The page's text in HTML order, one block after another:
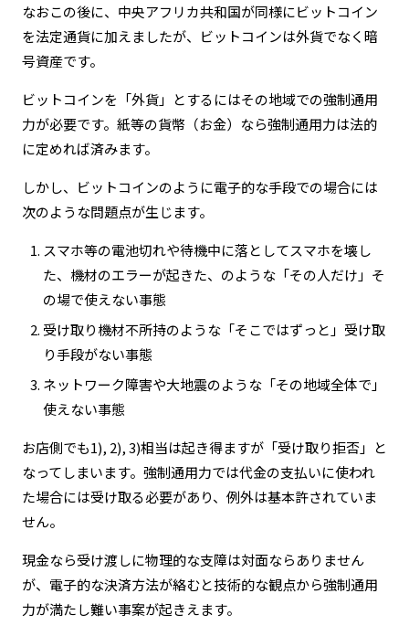
なおこの後に、中央アフリカ共和国が同様にビットコイン
を法定通貨に加えましたが、ビットコインは外貨でなく暗
号資産です。
ビットコインを「外貨」とするにはその地域での強制通用
力が必要です。紙等の貨幣（お金）なら強制通用力は法的
に定めれば済みます。
しかし、ビットコインのように電子的な手段での場合には
次のような問題点が生じます。
スマホ等の電池切れや待機中に落としてスマホを壊し
た、機材のエラーが起きた、のような「その人だけ」そ
の場で使えない事態
受け取り機材不所持のような「そこではずっと」受け取
り手段がない事態
ネットワーク障害や大地震のような「その地域全体で」
使えない事態
お店側でも1), 2), 3)相当は起き得ますが「受け取り拒否」と
なってしまいます。強制通用力では代金の支払いに使われ
た場合には受け取る必要があり、例外は基本許されていま
せん。
現金なら受け渡しに物理的な支障は対面ならありません
が、電子的な決済方法が絡むと技術的な観点から強制通用
力が満たし難い事案が起きえます。